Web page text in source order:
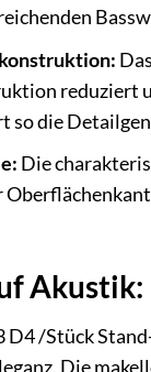
reduziert
so die
Die
Akustik:
/Stück